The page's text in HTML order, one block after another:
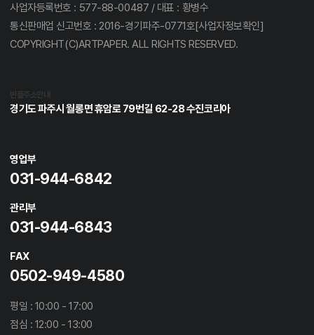
사업자등록번호 : 577-88-00487 / 대표 : 황병수
통신판매업 신고번호 : 2016-경기파주-0771호[사업자정보확인]
COPYRIGHT(C)ARTPAPER. ALL RIGHTS RESERVED.
경기도 파주시 월롱면 휴암로 79번길 62-28 수진코리아
영업부
031-944-6842
관리부
031-944-6843
FAX
0502-949-4580
평일 : 10:00 - 17:00
점심 : 12:00 - 13:00